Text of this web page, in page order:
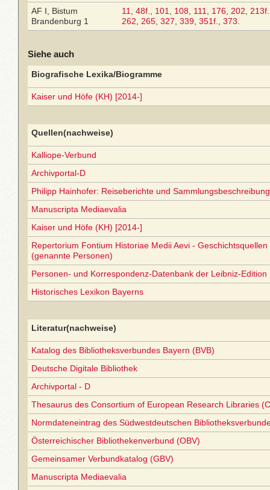
AF I, Bistum
Brandenburg 1
11 48f. 101 108 111 176 202 213f.
262
265 327 339 351f. 373
Siehe auch
Biografische Lexika/Biogramme
Kaiser und Höfe (KH) [2014-]
Quellen(nachweise)
Kalliope-Verbund
Archivportal-D
Philipp Hainhofer: Reiseberichte und
Manuscripta Mediaevalia
Kaiser und Höfe (KH) [2014-]
Repertorium Fontium Historiae Medii Aevi -
(genannte Personen)
Personen- und Korrespondenz-Datenbank der Leibniz-Edition
Historisches Lexikon Bayerns
Literatur(nachweise)
Katalog des Bibliotheksverbundes Bayern (BVB)
Deutsche Digitale Bibliothek
Archivportal - D
Thesaurus des Consortium of European Research Libraries
Normdateneintrag des Südwestdeutschen
Österreichischer Bibliothekenverbund (OBV)
Gemeinsamer Verbundkatalog (GBV)
Manuscripta Mediaevalia